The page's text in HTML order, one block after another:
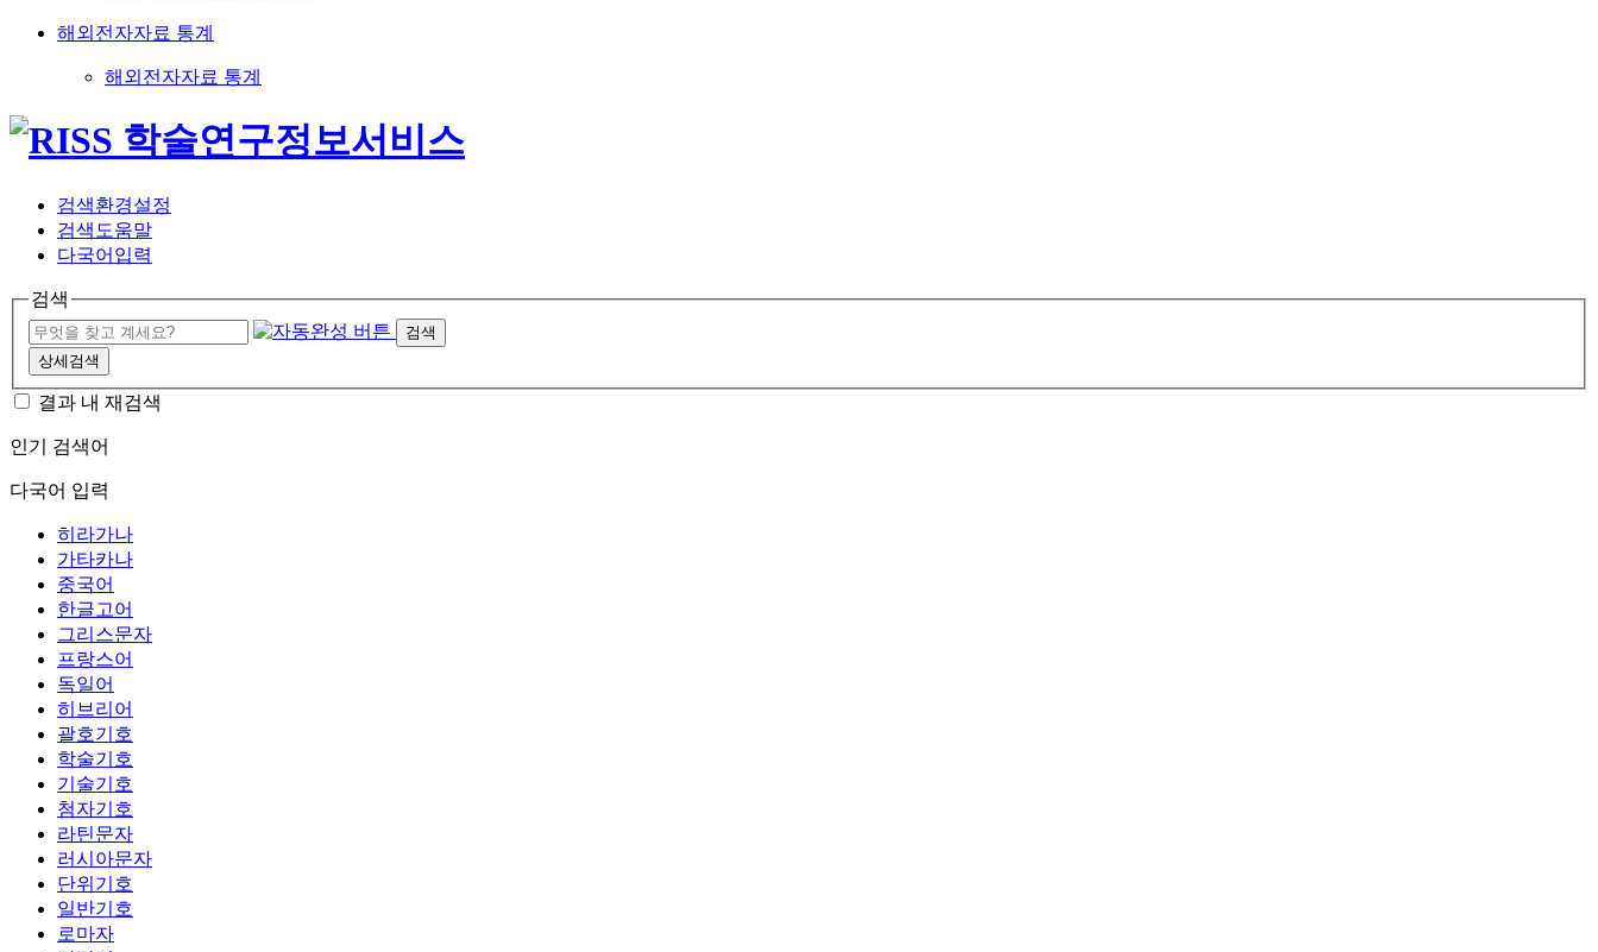
해외전자자료 통계
해외전자자료 통계
검색환경설정
검색도움말
다국어입력
검색
검색
상세검색
결과 내 재검색
인기 검색어
다국어 입력
히라가나
가타카나
중국어
한글고어
그리스문자
프랑스어
독일어
히브리어
괄호기호
학술기호
기술기호
첨자기호
라틴문자
러시아문자
단위기호
일반기호
로마자